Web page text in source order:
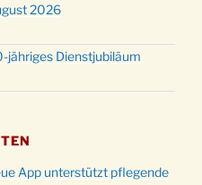
2026
jähriges Dienstjubiläum
App unterstützt pflegende